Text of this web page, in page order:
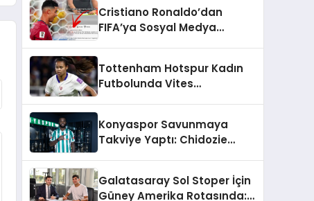
Cristiano Ronaldo’dan
FIFA’ya Sosyal Medya
Tottenham Hotspur Kadın
Futbolunda Vites
Konyaspor Savunmaya
Takviye Yaptı: Chidozie
Galatasaray Sol Stoper İçin
Güney Amerika Rotasında: